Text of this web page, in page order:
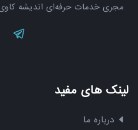
مجری خدمات حرفه‌ای اندیشه
لینک های مفید
درباره ما